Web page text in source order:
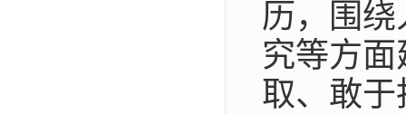
历，围
究等方
取、敢